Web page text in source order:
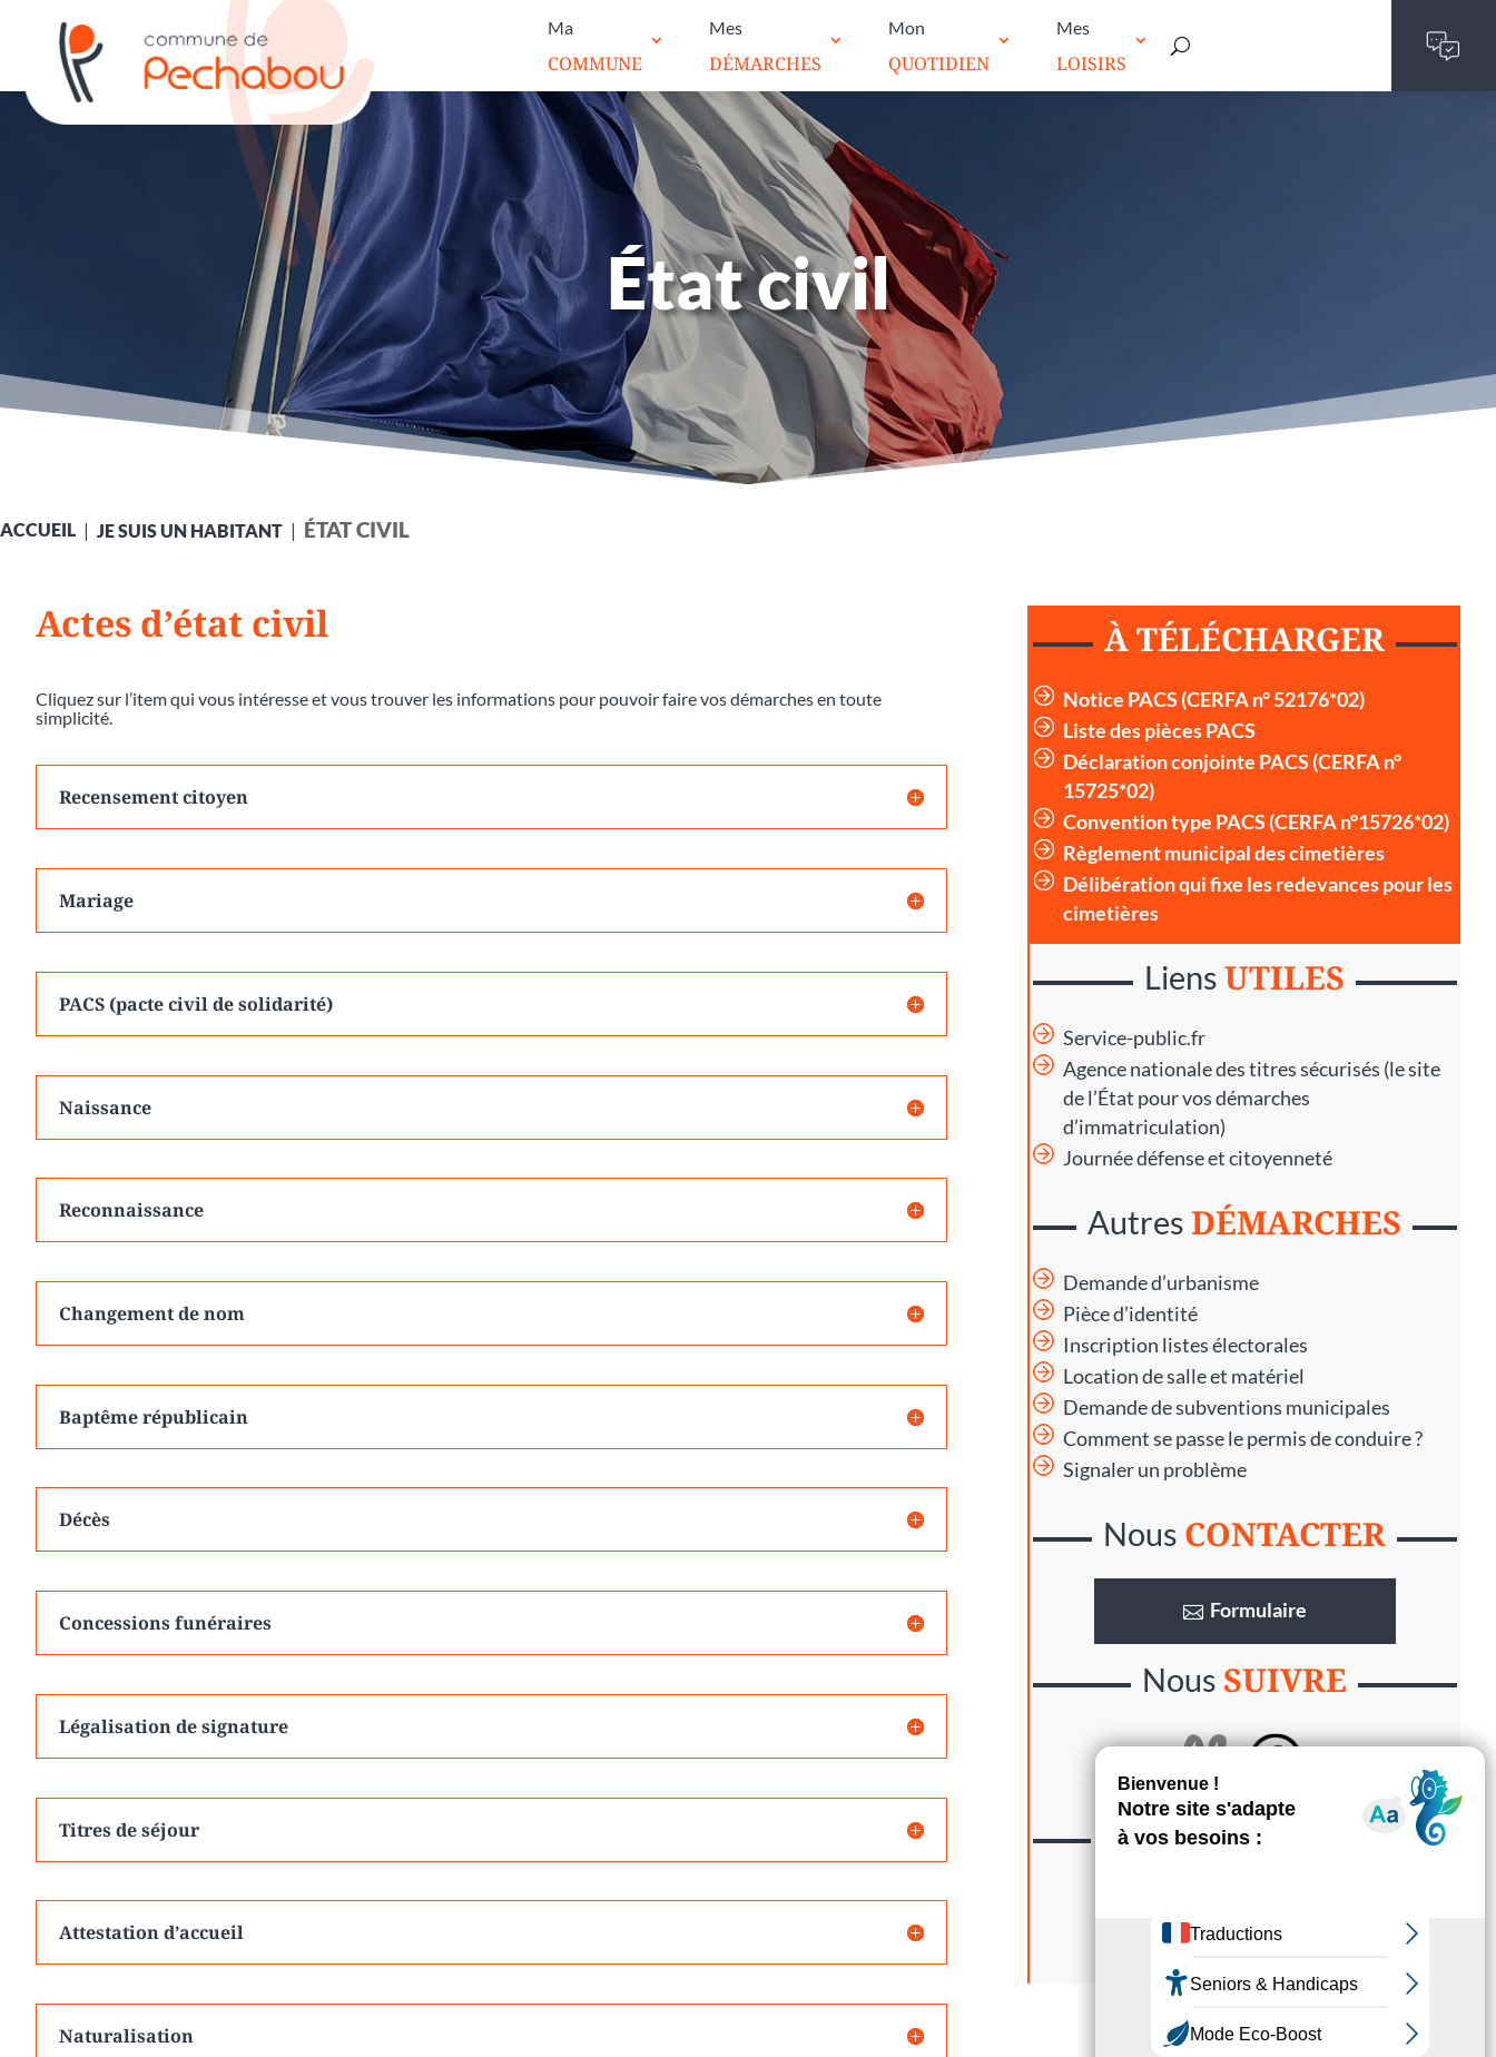
Ma
COMMUNE
Mes
DÉMARCHES
Mon
QUOTIDIEN
Mes
LOISIRS
État civil
ACCUEIL JE SUIS UN HABITANT ÉTAT CIVIL
Actes d’état civil
Cliquez sur l’item qui vous intéresse et vous trouver les informations pour pouvoir faire vos démarches en toute
simplicité.
Recensement citoyen
Mariage
PACS (pacte civil de solidarité)
Naissance
Reconnaissance
Changement de nom
Baptême républicain
Décès
Concessions funéraires
Légalisation de signature
Titres de séjour
Attestation d’accueil
Naturalisation
À TÉLÉCHARGER
Notice PACS (CERFA n° 52176*02)
Liste des pièces PACS
Déclaration conjointe PACS (CERFA n°
15725*02)
Convention type PACS (CERFA n°15726*02)
Règlement municipal des cimetières
Délibération qui fixe les redevances pour les
cimetières
LiensUTILES
Service-public.fr
Agence nationale des titres sécurisés (le site
de l’État pour vos démarches
d’immatriculation)
Journée défense et citoyenneté
AutresDÉMARCHES
Demande d’urbanisme
Pièce d’identité
Inscription listes électorales
Location de salle et matériel
Demande de subventions municipales
Comment se passe le permis de conduire ?
Signaler un problème
Nous CONTACTER
Formulaire
Nous SUIVRE
LisezLA GAZETTE